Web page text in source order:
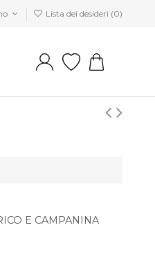
Lista dei desideri (0)
E CAMPANINA